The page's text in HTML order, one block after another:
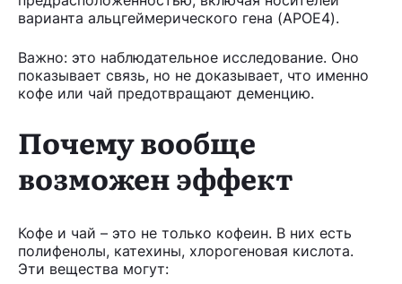
варианта альцгеймерического гена (APOE4).
Важно: это наблюдательное исследование. Оно
показывает связь, но не доказывает, что именно
кофе или чай предотвращают деменцию.
Почему вообще
возможен эффект
Кофе и чай – это не только кофеин. В них есть
полифенолы, катехины, хлорогеновая кислота.
Эти вещества могут: